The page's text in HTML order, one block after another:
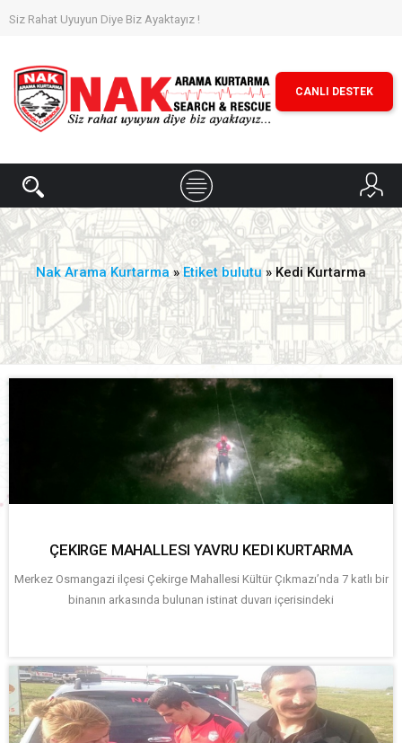
Siz Rahat Uyuyun Diye Biz Ayaktayız !
CANLI DESTEK
Nak Arama Kurtarma »Etiket bulutu » Kedi Kurtarma
ÇEKIRGE MAHALLESI YAVRU KEDI KURTARMA
Merkez Osmangazi ilçesi Çekirge Mahallesi Kültür Çıkmazı’nda 7 katlı bir
binanın arkasında bulunan istinat duvarı içerisindeki